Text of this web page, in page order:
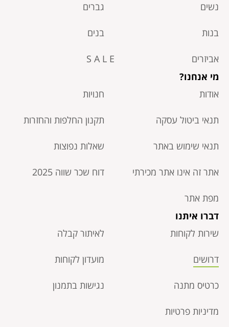
נשים
גברים
בנות בנים
אביזרים
S A L E
מי אנחנו?
אודות
חנויות
תנאי ביטול עסקה​ תקנון החלפות והחזרות
תנאי שימוש באתר שאלות נפוצות
אתר זה אינו אתר מכירתי דוח שכר שווה 2025
מפת אתר
דברו איתנו
שירות לקוחות
לאיתור קבלה
דרושים מועדון לקוחות
כרטיס מתנה נגישות בתמנון
מדיניות פרטיות